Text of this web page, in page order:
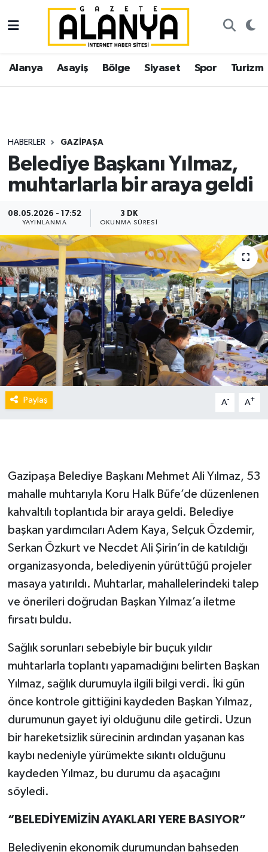
Alanya Asayiş Bölge Siyaset Spor Turizm
HABERLER GAZIPAŞA
Belediye Başkanı Yılmaz,
muhtarlarla bir araya geldi
08.05.2026 - 17:52
YAYINLANMA
3 DK
OKUNMA SÜRESI
Paylaş A- A+
Gazipaşa Belediye Başkanı Mehmet Ali Yılmaz, 53
mahalle muhtarıyla Koru Halk Büfe’de düzenlenen
kahvaltılı toplantıda bir araya geldi. Belediye
başkan yardımcıları Adem Kaya, Selçuk Özdemir,
Serkan Özkurt ve Necdet Ali Şirin’in de katıldığı
organizasyonda, belediyenin yürüttüğü projeler
masaya yatırıldı. Muhtarlar, mahallelerindeki talep
ve önerileri doğrudan Başkan Yılmaz’a iletme
fırsatı buldu.
Sağlık sorunları sebebiyle bir buçuk yıldır
muhtarlarla toplantı yapamadığını belirten Başkan
Yılmaz, sağlık durumuyla ilgili bilgi verdi. İki gün
önce kontrole gittiğini kaydeden Başkan Yılmaz,
durumunun gayet iyi olduğunu dile getirdi. Uzun
bir hareketsizlik sürecinin ardından yaşanan kas
kaybı nedeniyle yürümekte sıkıntı olduğunu
kaydeden Yılmaz, bu durumu da aşacağını
söyledi.
“BELEDİYEMİZİN AYAKLARI YERE BASIYOR”
Belediyenin ekonomik durumundan bahseden
Alanya
Asayiş
Siyaset
Spor
Gazipaşa
İstanbul Nöbetçi Eczaneler
İstanbul Hava Durumu
Süper Lig Puan Durumu ve Fikstür
Tüm Manşetler